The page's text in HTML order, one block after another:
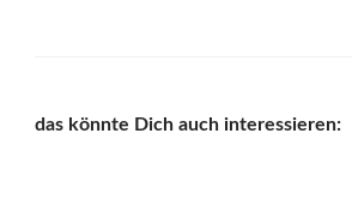
das könnte Dich auch interessieren: